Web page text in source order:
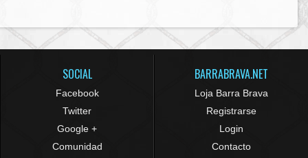
SOCIAL
Facebook
Twitter
Google +
Comunidad
BARRABRAVA.NET
Loja Barra Brava
Registrarse
Login
Contacto